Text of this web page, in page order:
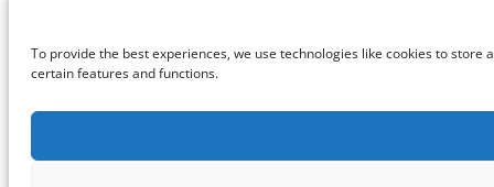
To provide the best experiences, we use technologies like cookies to
certain features and functions.